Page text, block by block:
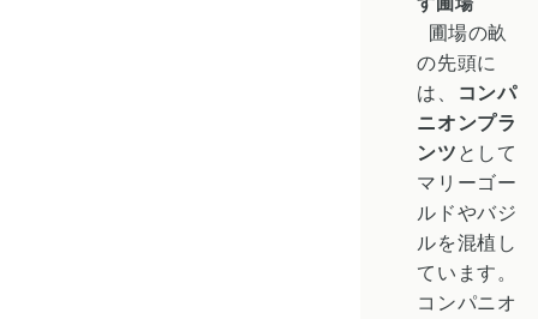
圃場の畝
の先頭に
は、
コンパ
ニオンプラ
ンツ として
マリーゴー
ルドやバジ
ルを混植し
ています。
コンパニオ